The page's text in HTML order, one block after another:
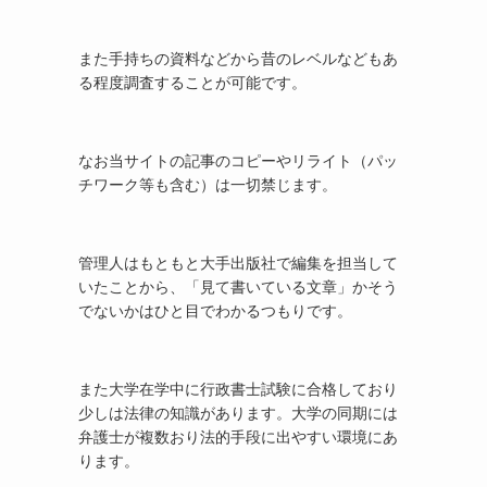
また手持ちの資料などから昔のレベルなどもあ
る程度調査することが可能です。
なお当サイトの記事のコピーやリライト（パッ
チワーク等も含む）は一切禁じます。
管理人はもともと大手出版社で編集を担当して
いたことから、「見て書いている文章」かそう
でないかはひと目でわかるつもりです。
また大学在学中に行政書士試験に合格しており
少しは法律の知識があります。大学の同期には
弁護士が複数おり法的手段に出やすい環境にあ
ります。